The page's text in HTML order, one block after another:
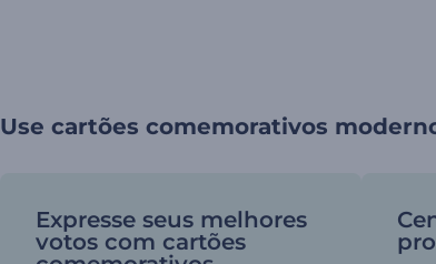
Use cartões comemorativos
Expresse seus melhores
votos com cartões